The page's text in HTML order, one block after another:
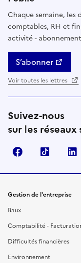
Chaque semaine, les
comptables, RH et
activité -
S’abonner
Voir toutes les lettres
Suivez-nous
sur les réseaux
FacebookTikTok
Gestion de l'entreprise
Baux
Comptabilité -
Difficultés financières
Environnement